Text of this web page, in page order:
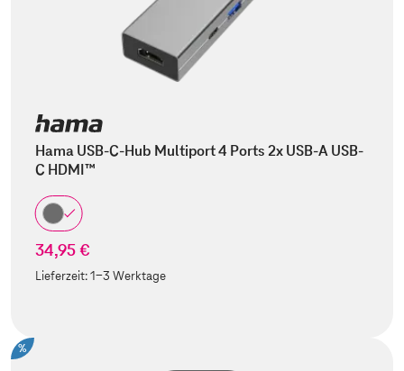
Hama USB-C-Hub Multiport 4 Ports 2x USB-A USB-
C HDMI™
34,95 €
Lieferzeit:1-3 Werktage
%